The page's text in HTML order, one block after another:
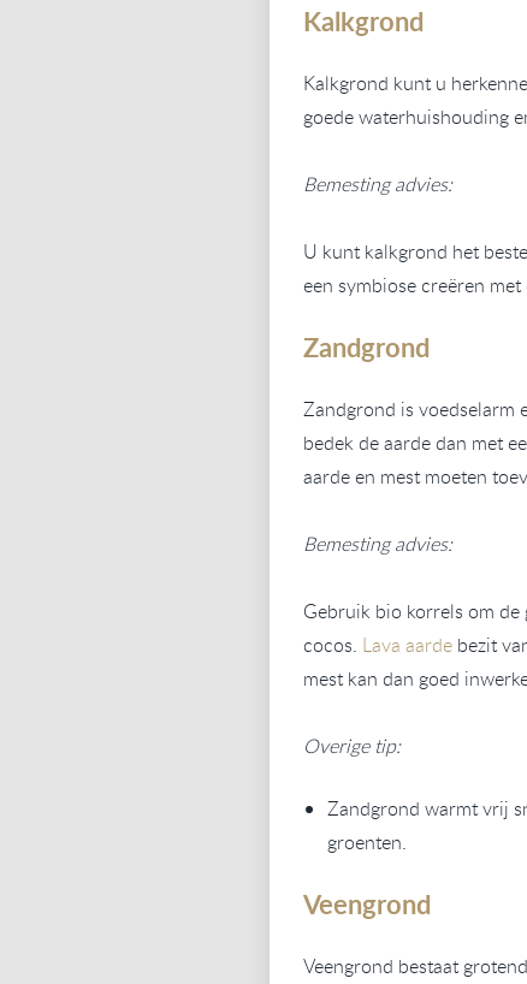
Kalkgrond
Kalkgrond kunt u
goede waterhuishouding
Bemesting advies:
U kunt kalkgrond het
een symbiose creëren
Zandgrond
Zandgrond is voedselarm
bedek de aarde dan met
aarde en mest moeten
Bemesting advies:
Gebruik bio korrels om
cocos. Lava aarde bezit
mest kan dan goed
Overige tip:
Zandgrond warmt vrij
groenten.
Veengrond
Veengrond bestaat